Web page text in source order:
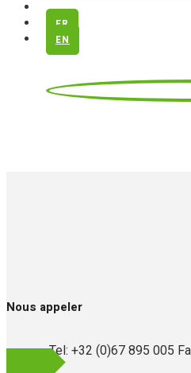
CONTACT
FR
EN
Nous appeler
Tel: +32 (0)67 895 005